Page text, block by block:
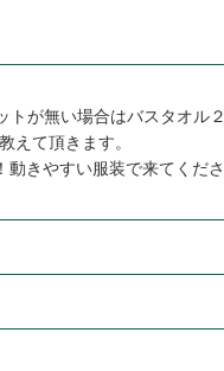
トが無い場合はバスタオル２
えて頂きます。
きやすい服装で来てくださ